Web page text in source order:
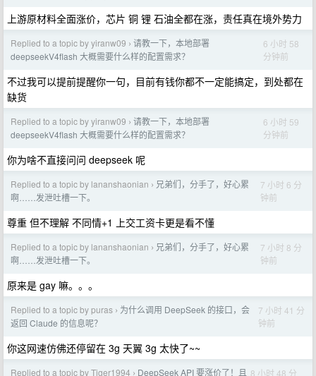
上游原材料全面涨价，芯片 铜 锂 石油全都在涨，责任真在境外势力
Replied to a topic by yiranw09 › 请教一下，本地部署
deepseekV4flash 大概需要什么样的配置需求？
6 小时 58
分钟前
不过我可以提前提醒你一句，目前有钱你都不一定能搞定，到处都在
缺货
Replied to a topic by yiranw09 › 请教一下，本地部署
deepseekV4flash 大概需要什么样的配置需求？
6 小时 59
分钟前
你为啥不直接问问 deepseek 呢
Replied to a topic by lananshaonian › 兄弟们，分手了，好心累
啊……发泄吐槽一下。
7 小时 6 分
钟前
尊重 但不理解 不同情+1 上交工资卡更是看不懂
Replied to a topic by lananshaonian › 兄弟们，分手了，好心累
啊……发泄吐槽一下。
7 小时 8 分
钟前
原来是 gay 嘛。。。
Replied to a topic by puras › 为什么调用 DeepSeek 的接口，会
返回 Claude 的信息呢？
7 小时 41 分
钟前
你这网速仿佛还停留在 3g 天翼 3g 太快了~~
Replied to a topic by Tiger1994 › DeepSeek API 要涨价了！且 8 小时 48 分